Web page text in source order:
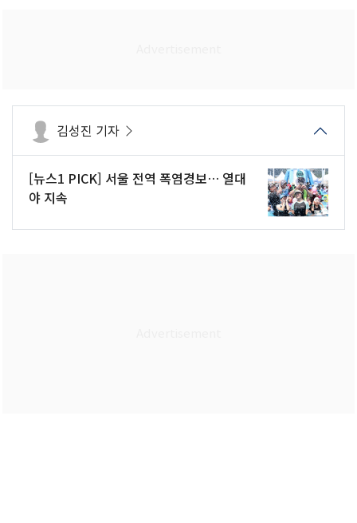
김성진 기자
[뉴스1 PICK] 서울 전역 폭염경보… 열대
야 지속